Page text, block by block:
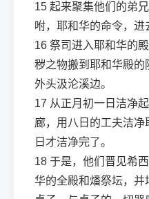
15 起来聚集他们的弟
咐，耶和华的命令，进
16 祭司进入耶和华的
秽之物搬到耶和华殿的
外头汲沦溪边。
17 从正月初一日洁净
廊，用八日的工夫洁
日才洁净完了。
18 于是，他们晋见希
华的全殿和燔祭坛，并